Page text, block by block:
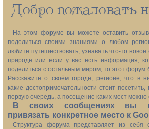
Добро пожаловать
На этом форуме вы можете оставить
поделиться своими знаниями о любом
любите путешествовать, узнавать что-то
природе или если у вас есть информация,
поделиться с остальным миром, то этот форум
Расскажите о своём городе, регионе, что в
какие достопримечательности стоит посетить,
первую очередь, а посещение каких мест можно
В своих сообщениях вы
привязать конкретное место к
Структура форума представляет из себя